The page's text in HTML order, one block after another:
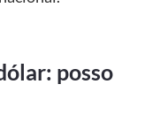
posso